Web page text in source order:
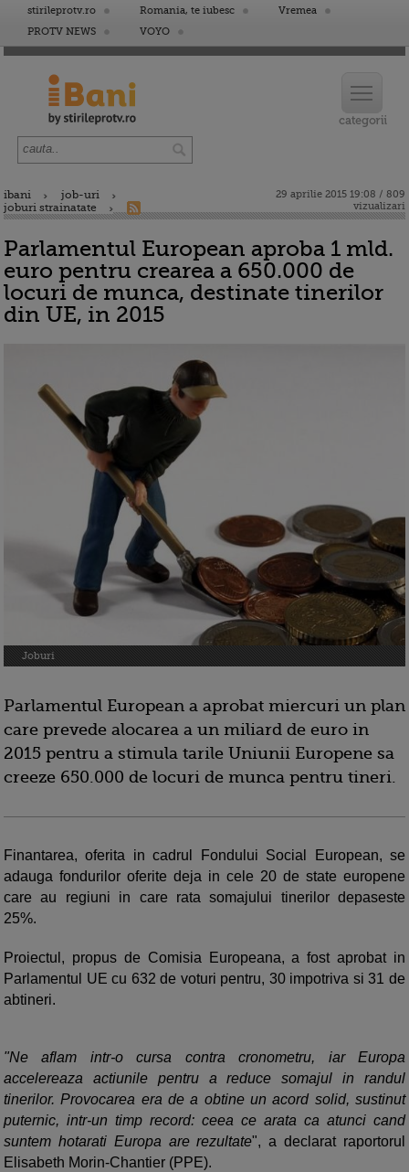
stirileprotv.ro Romania, te iubesc
Vremea
PROTV NEWS
VOYO
ibani
job-uri
joburi strainatate
29 aprilie 2015 19:08 / 809
vizualizari
Parlamentul European aproba 1 mld.
euro pentru crearea a 650.000 de
locuri de munca, destinate tinerilor
din UE, in 2015
Joburi
Parlamentul European a aprobat miercuri un plan
care prevede alocarea a un miliard de euro in
2015 pentru a stimula tarile Uniunii Europene sa
creeze 650.000 de locuri de munca pentru tineri.
Finantarea, oferita in cadrul Fondului Social European, se
adauga fondurilor oferite deja in cele 20 de state europene
care au regiuni in care rata somajului tinerilor depaseste
25%.
Proiectul, propus de Comisia Europeana, a fost aprobat in
Parlamentul UE cu 632 de voturi pentru, 30 impotriva si 31 de
abtineri.
"Ne aflam intr-o cursa contra cronometru, iar Europa
accelereaza actiunile pentru a reduce somajul in randul
tinerilor. Provocarea era de a obtine un acord solid, sustinut
puternic, intr-un timp record: ceea ce arata ca atunci cand
suntem hotarati Europa are rezultate", a declarat raportorul
Elisabeth Morin-Chantier (PPE).